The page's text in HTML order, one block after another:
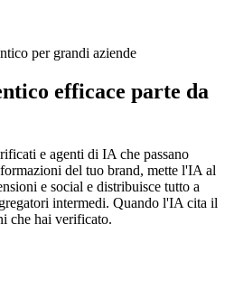
per grandi aziende
efficace parte da
e agenti di IA che passano
del tuo brand, mette l'IA al
e social e distribuisce tutto a
intermedi. Quando l'IA cita il
che hai verificato.